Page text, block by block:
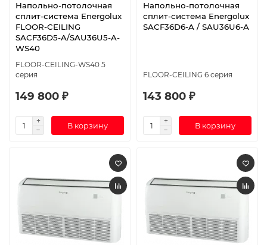
Напольно-потолочная
сплит-система Energolux
FLOOR-CEILING
SACF36D5-A/SAU36U5-A-
WS40
FLOOR-CEILING-WS40 5
серия
149 800 ₽
В корзину
Напольно-потолочная
сплит-система Energolux
SAСF36D6-A / SAU36U6-A
FLOOR-CEILING 6 серия
143 800 ₽
В корзину